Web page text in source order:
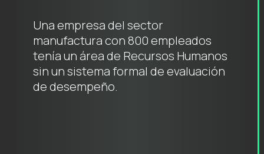
Una empresa del sector
manufactura con 800 empleados
tenía un área de Recursos Humanos
sin un sistema formal de evaluación
de desempeño.